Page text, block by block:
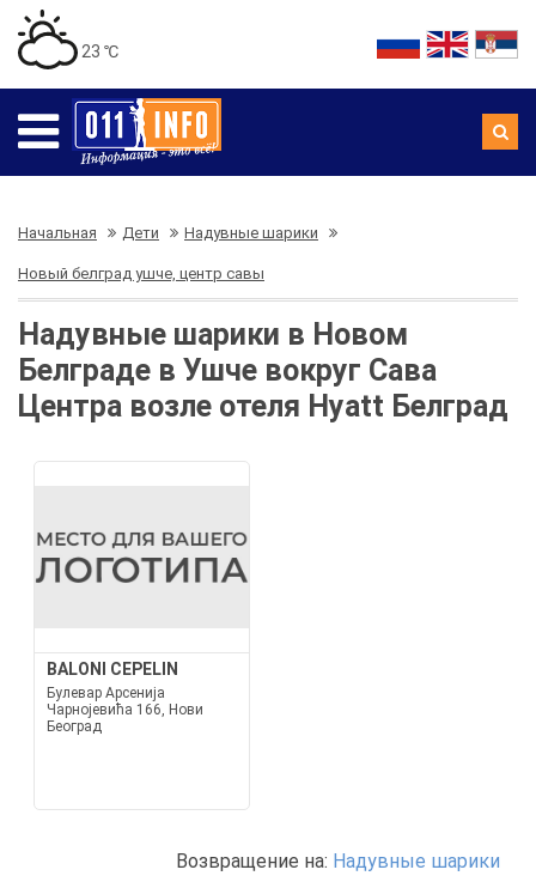
23 ℃
Начальная Дети Надувные шарики
Новый белград ушче, центр савы
Надувные шарики в Новом
Белграде в Ушче вокруг Сава
Центра возле отеля Hyatt Белград
BALONI CEPELIN
Булевар Арсенија
Чарнојевића 166, Нови
Београд
Возвращение на: Надувные шарики